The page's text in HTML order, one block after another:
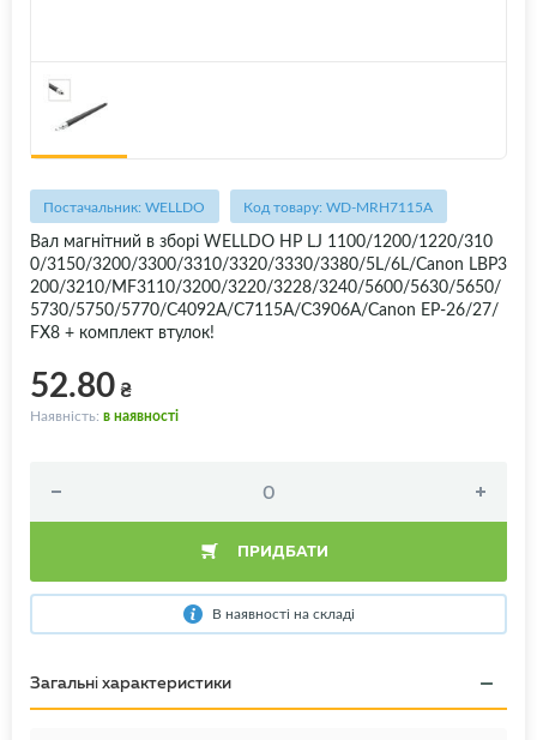
Постачальник: WELLDO Код товару: WD-MRH7115A
Вал магнітний в зборі WELLDO HP LJ 1100/1200/1220/310
0/3150/3200/3300/3310/3320/3330/3380/5L/6L/Canon LBP3
200/3210/MF3110/3200/3220/3228/3240/5600/5630/5650/
5730/5750/5770/C4092A/C7115A/C3906A/Canon EP-26/27/
FX8 + комплект втулок!
52.80₴
Наявність: в наявності
ПРИДБАТИ
В наявності на складі
Загальні характеристики